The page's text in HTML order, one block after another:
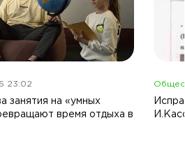
23:02
занятия на «умных
время отдыха в